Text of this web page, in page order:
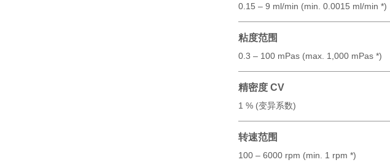
0.15 – 9 ml/min (min. 0.0015 ml/min *)
粘度范围
0.3 – 100 mPas (max. 1,000 mPas *)
精密度 CV
1 % (变异系数)
转速范围
100 – 6000 rpm (min. 1 rpm *)